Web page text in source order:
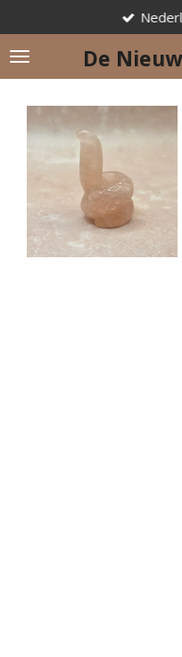
direct
naar
de
De